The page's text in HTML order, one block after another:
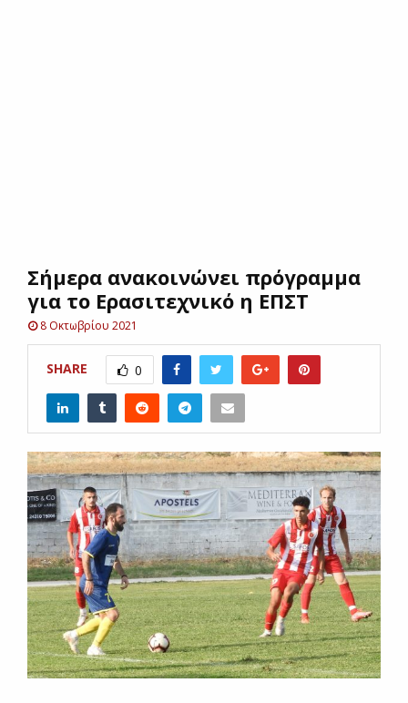
UΣήμερα ανακοινώνει πρόγραμμα
για το Ερασιτεχνικό η ΕΠΣΤ
8 Οκτωβρίου 2021
SHARE 0